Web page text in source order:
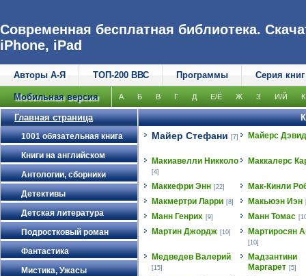
Современная бесплатная библиотека.
iPhone, iPad
Авторы А-Я ТОП-200 ВВС Программы Серия книг
Мобильная версия А Б В Г Д Е/Ё Ж З И/Й К
Главная страница
1001 обязательная книга
Книги на английском
Антологии, сборники
Детективы
Детская литература
Подростковый роман
Фантастика
Мистика, Ужасы
Майер Стефани [7] Майерс Дэвид
Макиавелли Никколо
[4]
Маккалерс
Маккефри Энн [22]
Мак-Кинли
Макмертри Ларри [8] Макьюэн Иэн
Манн Генрих [9] Манн Томас
Мартин Джордж [10] Мартиросян
[10]
Медведев Валерий
[15]
Мадзантини
Маргарет [5]